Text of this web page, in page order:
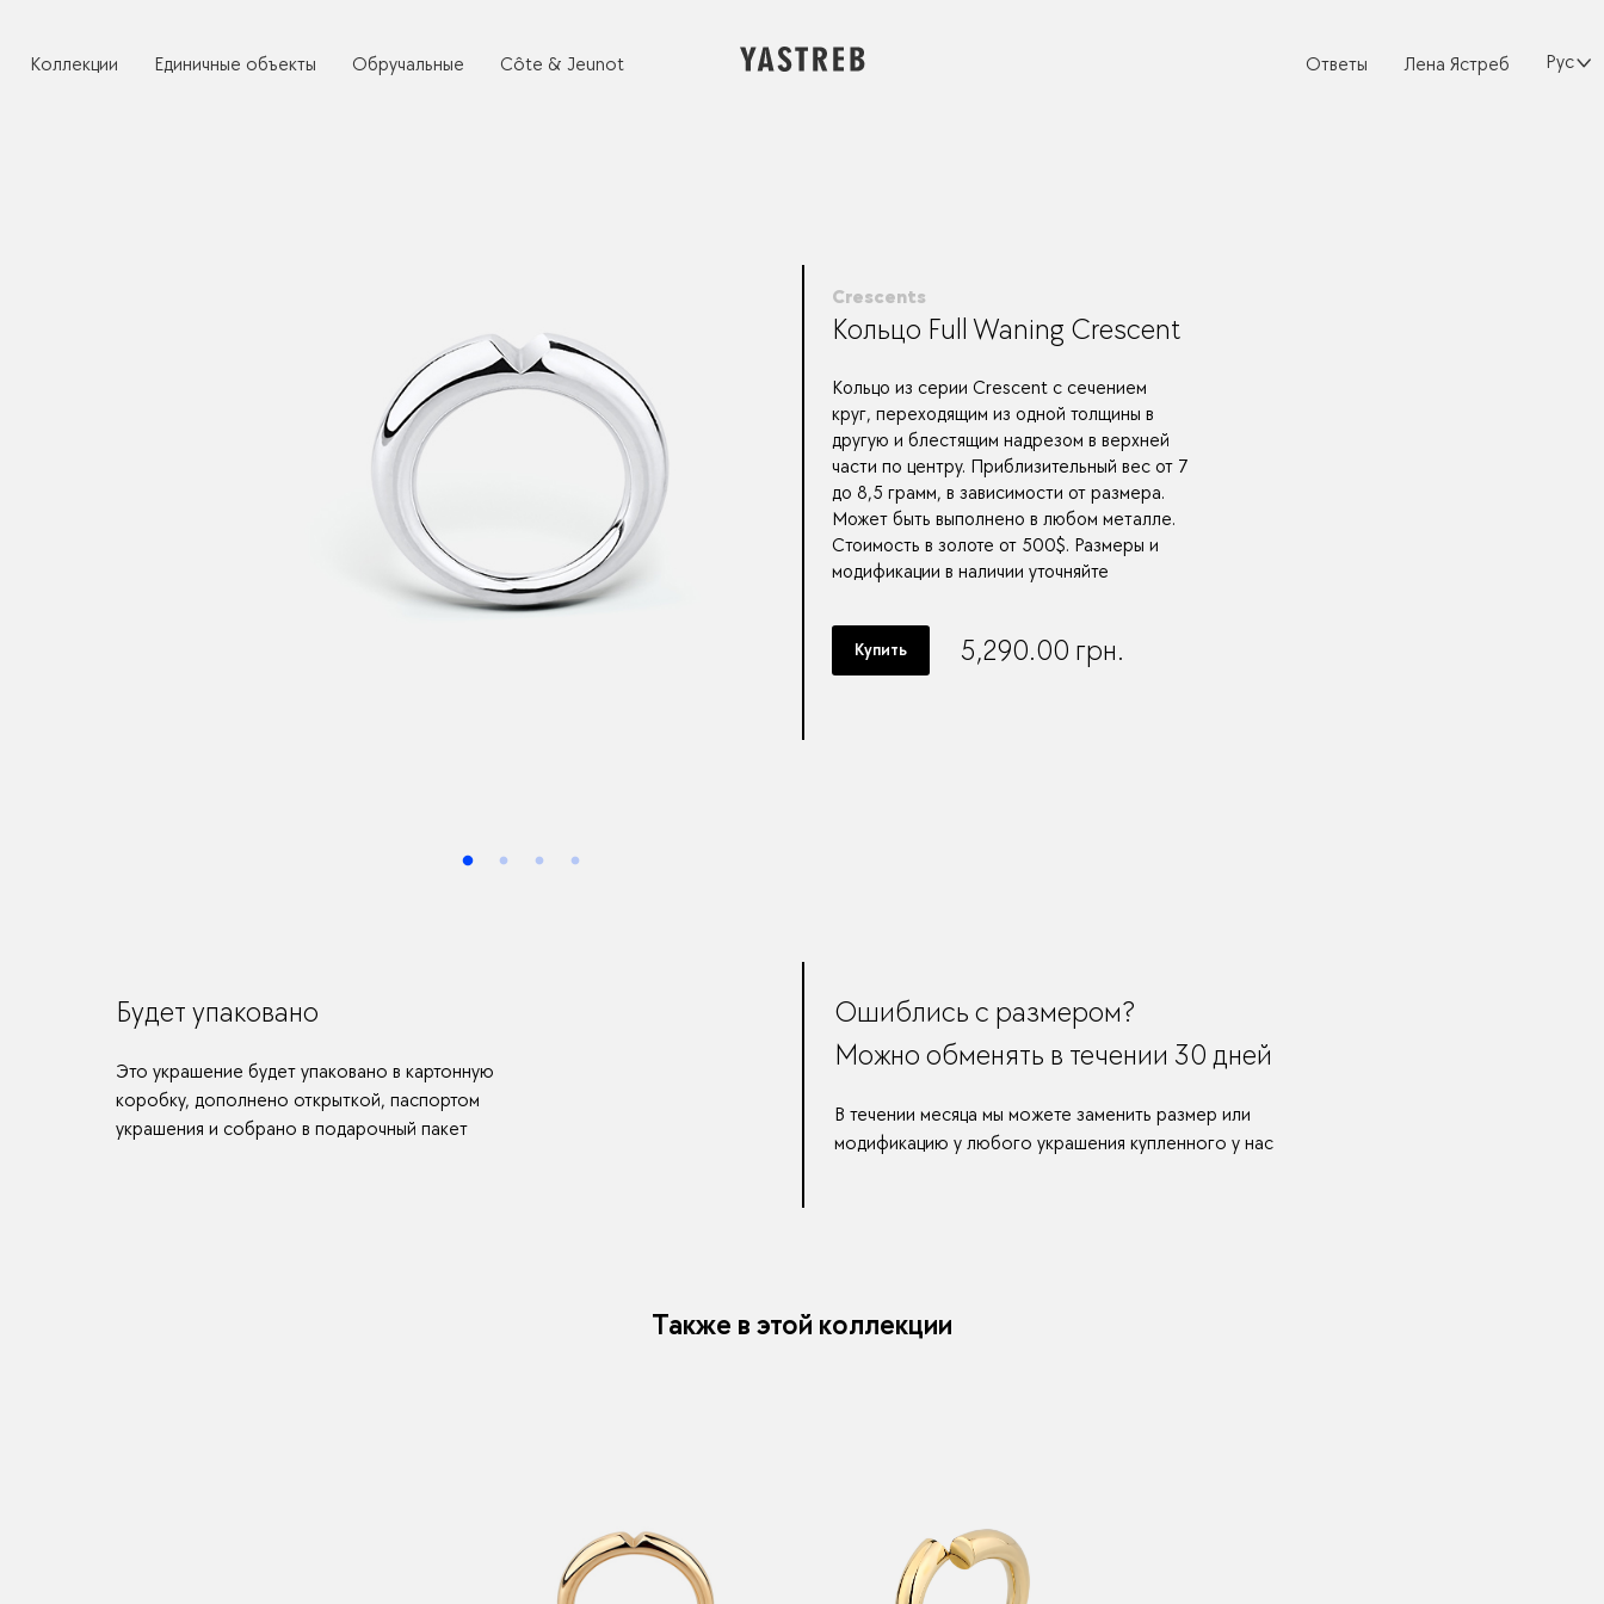
Коллекции Единичные объекты Обручальные Côte & Jeunot Ответы Лена Ястреб
Crescents
Кольцо Full Waning Crescent
Кольцо из серии Crescent с сечением
круг, переходящим из одной толщины в
другую и блестящим надрезом в верхней
части по центру. Приблизительный вес от 7
до 8,5 грамм, в зависимости от размера.
Может быть выполнено в любом металле.
Стоимость в золоте от 500$. Размеры и
модификации в наличии уточняйте
Купить 5,290.00 грн.
Будет упаковано
Это украшение будет упаковано в картонную
коробку, дополнено открыткой, паспортом
украшения и собрано в подарочный пакет
Ошиблись с размером?
Можно обменять в течении 30 дней
В течении месяца мы можете заменить размер или
модификацию у любого украшения купленного у нас
Также в этой коллекции